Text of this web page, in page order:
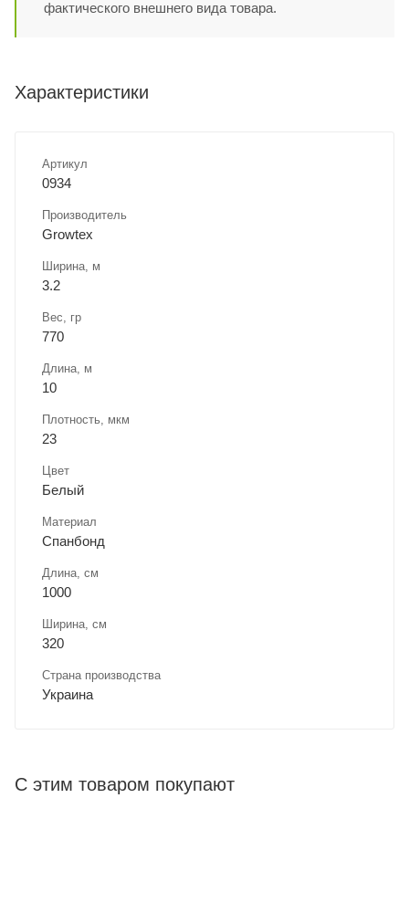
фактического внешнего вида товара.
Характеристики
Артикул
0934
Производитель
Growtex
Ширина, м
3.2
Вес, гр
770
Длина, м
10
Плотность, мкм
23
Цвет
Белый
Материал
Спанбонд
Длина, cм
1000
Ширина, cм
320
Страна производства
Украина
С этим товаром покупают